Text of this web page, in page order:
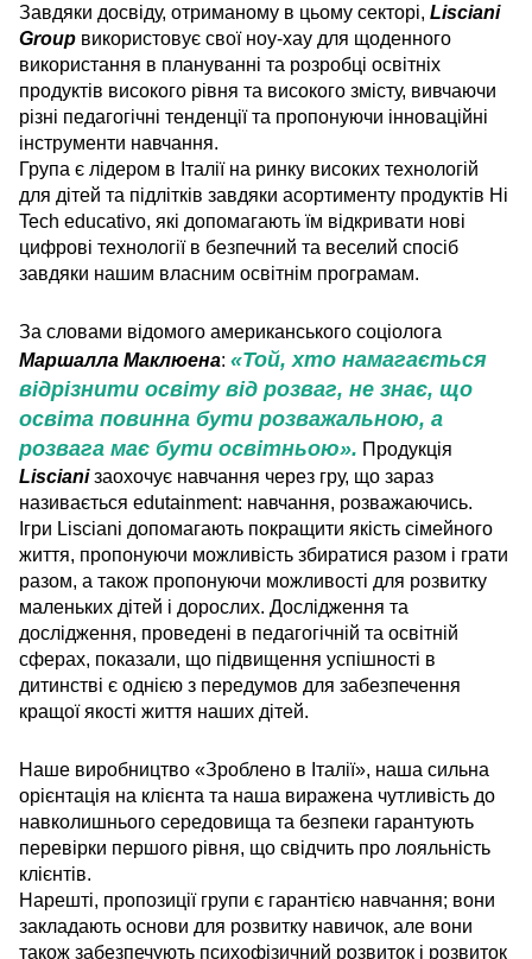
Завдяки досвіду, отриманому в цьому секторі, Lisciani
Group використовує свої ноу-хау для щоденного
використання в плануванні та розробці освітніх
продуктів високого рівня та високого змісту, вивчаючи
різні педагогічні тенденції та пропонуючи інноваційні
інструменти навчання.
Група є лідером в Італії на ринку високих технологій
для дітей та підлітків завдяки асортименту продуктів Hi
Tech educativo, які допомагають їм відкривати нові
цифрові технології в безпечний та веселий спосіб
завдяки нашим власним освітнім програмам.
За словами відомого американського соціолога
Маршалла Маклюена: «Той, хто намагається
відрізнити освіту від розваг, не знає, що
освіта повинна бути розважальною, а
розвага має бути освітньою». Продукція
Liscianiзаохочує навчання через гру, що зараз
називається edutainment: навчання, розважаючись.
Ігри Lisciani допомагають покращити якість сімейного
життя, пропонуючи можливість збиратися разом і грати
разом, а також пропонуючи можливості для розвитку
маленьких дітей і дорослих. Дослідження та
дослідження, проведені в педагогічній та освітній
сферах, показали, що підвищення успішності в
дитинстві є однією з передумов для забезпечення
кращої якості життя наших дітей.
Наше виробництво «Зроблено в Італії», наша сильна
орієнтація на клієнта та наша виражена чутливість до
навколишнього середовища та безпеки гарантують
перевірки першого рівня, що свідчить про лояльність
клієнтів.
Нарешті, пропозиції групи є гарантією навчання; вони
закладають основи для розвитку навичок, але вони
також забезпечують психофізичний розвиток і розвиток